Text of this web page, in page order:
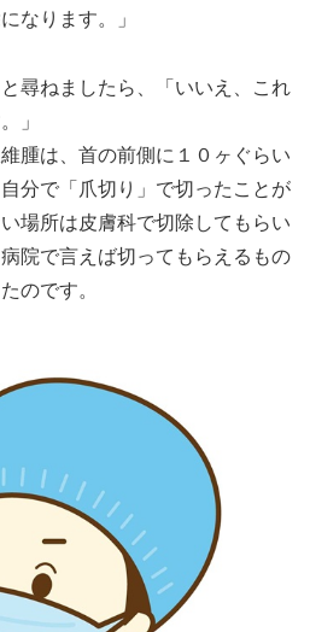
なります。」
尋ねましたら、「いいえ、これ
」
腫は、首の前側に１０ヶぐらい
分で「爪切り」で切ったことが
場所は皮膚科で切除してもらい
院で言えば切ってもらえるもの
のです。